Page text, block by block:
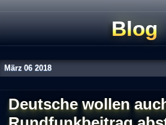
Blog
März 06 2018
Deutsche wollen